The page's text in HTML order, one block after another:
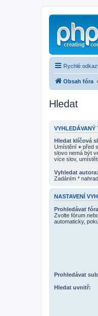
Rychlé
Obsah fóra
Hledat
VYHLEDÁVANÝ
Hledat klíčová
Umístění + před
slovo nemá být
více slov,
Vyhledat autora:
Zadáním *
NASTAVENÍ
Prohledávat
Zvolte fórum
automaticky,
Prohledávat
Hledat uvnitř: